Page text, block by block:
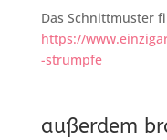
Das Schnittmuster
https://
-strumpfe
außerdem